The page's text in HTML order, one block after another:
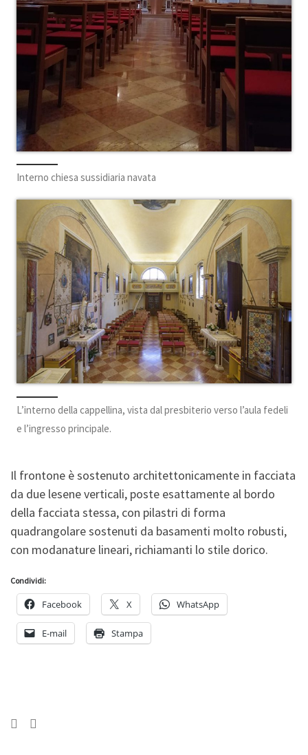
Interno chiesa sussidiaria navata
L’interno della cappellina, vista dal presbiterio verso l’aula fedeli
e l’ingresso principale.
Il frontone è sostenuto architettonicamente in facciata
da due lesene verticali, poste esattamente al bordo
della facciata stessa, con pilastri di forma
quadrangolare sostenuti da basamenti molto robusti,
con modanature lineari, richiamanti lo stile dorico.
Condividi:
Facebook X WhatsApp
E-mail Stampa